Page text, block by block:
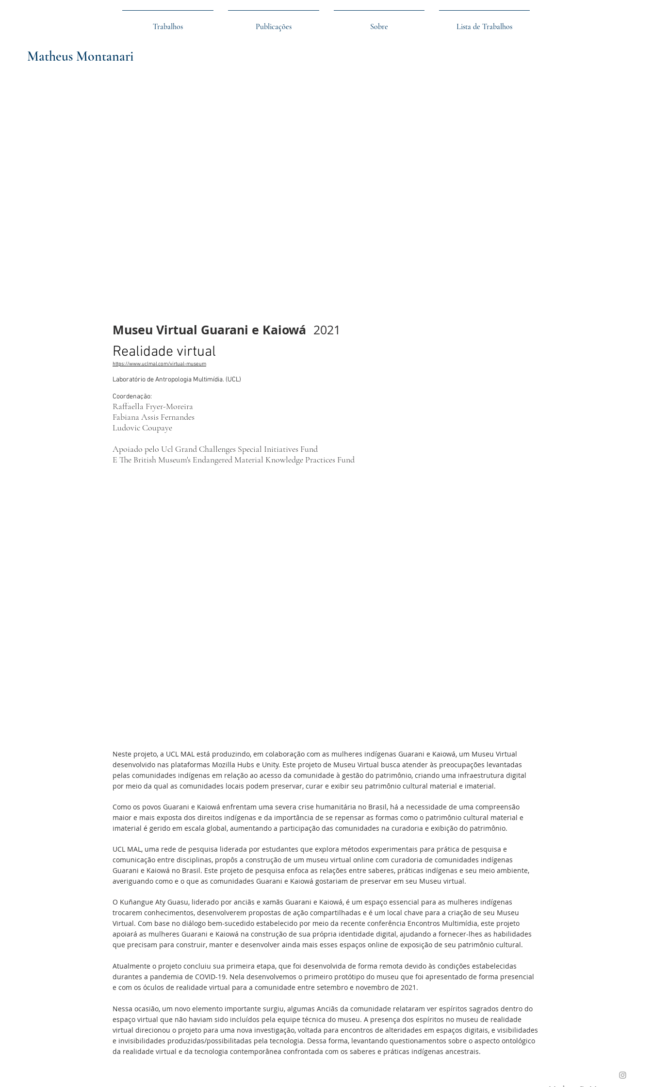
Trabalhos Publicações Sobre Lista de Trabalhos
Matheus Montanari
Museu Virtual Guarani e Kaiowá 2021
Realidade virtual
https://www.uclmal.com/virtual-museum
Laboratório de Antropologia Multimídia. (UCL)
Coordenação:
Raffaella Fryer-Moreira
Fabiana Assis Fernandes
Ludovic Coupaye
Apoiado pelo Ucl Grand Challenges Special Initiatives Fund
E The British Museum's Endangered Material Knowledge Practices Fund
Neste projeto, a UCL MAL está produzindo, em colaboração com as mulheres indígenas Guarani e Kaiowá, um Museu Virtual
desenvolvido nas plataformas Mozilla Hubs e Unity. Este projeto de Museu Virtual busca atender às preocupações levantadas
pelas comunidades indígenas em relação ao acesso da comunidade à gestão do patrimônio, criando uma infraestrutura digital
por meio da qual as comunidades locais podem preservar, curar e exibir seu patrimônio cultural material e imaterial.
Como os povos Guarani e Kaiowá enfrentam uma severa crise humanitária no Brasil, há a necessidade de uma compreensão
maior e mais exposta dos direitos indígenas e da importância de se repensar as formas como o patrimônio cultural material e
imaterial é gerido em escala global, aumentando a participação das comunidades na curadoria e exibição do patrimônio.
UCL MAL, uma rede de pesquisa liderada por estudantes que explora métodos experimentais para prática de pesquisa e
comunicação entre disciplinas, propôs a construção de um museu virtual online com curadoria de comunidades indígenas
Guarani e Kaiowá no Brasil. Este projeto de pesquisa enfoca as relações entre saberes, práticas indígenas e seu meio ambiente,
averiguando como e o que as comunidades Guarani e Kaiowá gostariam de preservar em seu Museu virtual.
O Kuñangue Aty Guasu, liderado por anciãs e xamãs Guarani e Kaiowá, é um espaço essencial para as mulheres indígenas
trocarem conhecimentos, desenvolverem propostas de ação compartilhadas e é um local chave para a criação de seu Museu
Virtual. Com base no diálogo bem-sucedido estabelecido por meio da recente conferência Encontros Multimídia, este projeto
apoiará as mulheres Guarani e Kaiowá na construção de sua própria identidade digital, ajudando a fornecer-lhes as habilidades
que precisam para construir, manter e desenvolver ainda mais esses espaços online de exposição de seu patrimônio cultural.
Atualmente o projeto concluiu sua primeira etapa, que foi desenvolvida de forma remota devido às condições estabelecidas
durantes a pandemia de COVID-19. Nela desenvolvemos o primeiro protótipo do museu que foi apresentado de forma presencial
e com os óculos de realidade virtual para a comunidade entre setembro e novembro de 2021.
Nessa ocasião, um novo elemento importante surgiu, algumas Anciãs da comunidade relataram ver espíritos sagrados dentro do
espaço virtual que não haviam sido incluídos pela equipe técnica do museu. A presença dos espíritos no museu de realidade
virtual direcionou o projeto para uma nova investigação, voltada para encontros de alteridades em espaços digitais, e visibilidades
e invisibilidades produzidas/possibilitadas pela tecnologia. Dessa forma, levantando questionamentos sobre o aspecto ontológico
da realidade virtual e da tecnologia contemporânea confrontada com os saberes e práticas indígenas ancestrais.